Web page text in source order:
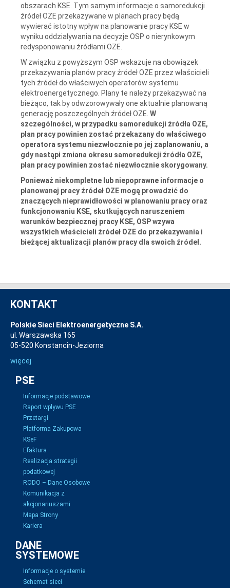
obszarach KSE. Tym samym informacje o samoredukcji
źródeł OZE przekazywane w planach pracy będą
wywierać istotny wpływ na planowanie pracy KSE w
wyniku oddziaływania na decyzje OSP o nierynkowym
redysponowaniu źródłami OZE.
W związku z powyższym OSP wskazuje na obowiązek
przekazywania planów pracy źródeł OZE przez właścicieli
tych źródeł do właściwych operatorów systemu
elektroenergetycznego. Plany te należy przekazywać na
bieżąco, tak by odwzorowywały one aktualnie planowaną
generację poszczególnych źródeł OZE. W
szczególności, w przypadku samoredukcji źródła OZE,
plan pracy powinien zostać przekazany do właściwego
operatora systemu niezwłocznie po jej zaplanowaniu, a
gdy nastąpi zmiana okresu samoredukcji źródła OZE,
plan pracy powinien zostać niezwłocznie skorygowany.
Ponieważ niekompletne lub niepoprawne informacje o
planowanej pracy źródeł OZE mogą prowadzić do
znaczących nieprawidłowości w planowaniu pracy oraz
funkcjonowaniu KSE, skutkujących naruszeniem
warunków bezpiecznej pracy KSE, OSP wzywa
wszystkich właścicieli źródeł OZE do przekazywania i
bieżącej aktualizacji planów pracy dla swoich źródeł.
KONTAKT
Polskie Sieci Elektroenergetyczne S.A.
ul. Warszawska 165
05-520 Konstancin-Jeziorna
więcej
PSE
Informacje podstawowe
Raport wpływu PSE
Przetargi
Platforma Zakupowa
KSeF
Efaktura
Realizacja strategii
podatkowej
RODO – Dane Osobowe
Komunikacja z
akcjonariuszami
Mapa Strony
Kariera
DANE
SYSTEMOWE
Informacje o systemie
Schemat sieci